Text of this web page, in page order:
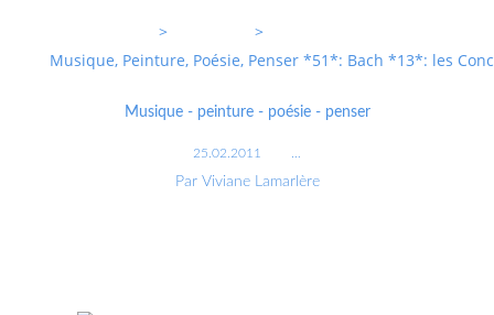
>
>
Musique, Peinture, Poésie, Penser *51*: Bach *13*: les
Musique - peinture - poésie - penser
25.02.2011
Par Viviane Lamarlère